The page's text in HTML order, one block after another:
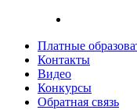
Платные
Контакты
Видео
Конкурсы
Обратная связь